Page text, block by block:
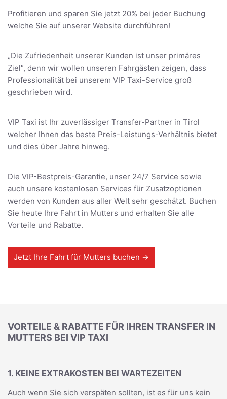
Profitieren und sparen Sie jetzt 20% bei jeder Buchung
welche Sie auf unserer Website durchführen!
„Die Zufriedenheit unserer Kunden ist unser primäres
Ziel“, denn wir wollen unseren Fahrgästen zeigen, dass
Professionalität bei unserem VIP Taxi-Service groß
geschrieben wird.
VIP Taxi ist Ihr zuverlässiger Transfer-Partner in Tirol
welcher Ihnen das beste Preis-Leistungs-Verhältnis bietet
und dies über Jahre hinweg.
Die VIP-Bestpreis-Garantie, unser 24/7 Service sowie
auch unsere kostenlosen Services für Zusatzoptionen
werden von Kunden aus aller Welt sehr geschätzt. Buchen
Sie heute Ihre Fahrt in Mutters und erhalten Sie alle
Vorteile und Rabatte.
Jetzt Ihre Fahrt für Mutters buchen →
VORTEILE & RABATTE FÜR IHREN TRANSFER IN
MUTTERS BEI VIP TAXI
1. KEINE EXTRAKOSTEN BEI WARTEZEITEN
Auch wenn Sie sich verspäten sollten, ist es für uns kein